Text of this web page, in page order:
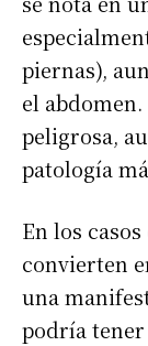
piernas),
el
peligrosa,
patología
En los
convierten
una
podría tener